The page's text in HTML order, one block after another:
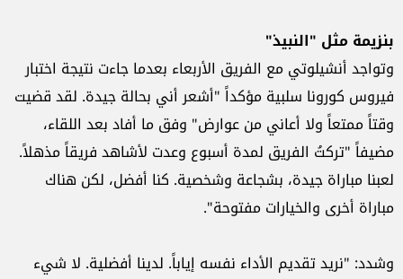
بنزيمة مثل "النبيذ"
وتواجد أنشيلوتي مع الفريق الأربعاء بعدما جاءت نتيجة اختبار
فيروس كورونا سلبية مؤكداً "أشعر أني بحالة جيدة. لقد قضيت
وقتاً ممتعاً ولا أعاني من عوارض" وفق ما أفاد بعد اللقاء،
مضيفاً "تركتُ الفريق لمدة أسبوع وعدت لأشاهد فريقاً مذهلاً.
لعبنا مباراة جيدة، بشجاعة وشخصية. كنا أفضل، لكن هناك
مباراة أخرى والخيارات مفتوحة".
وشدد: "نريد تقديم الأداء نفسه إياباً. لدينا أفضلية. لا شيء